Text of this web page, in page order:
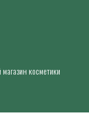
косметики